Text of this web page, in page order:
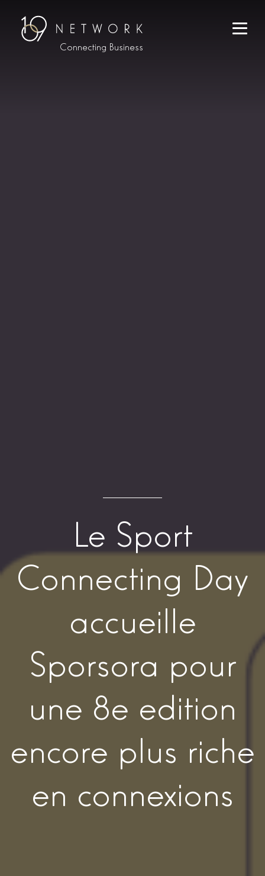
Le Sport
Connecting Day
accueille
Sporsora pour
une 8e edition
encore plus riche
en connexions